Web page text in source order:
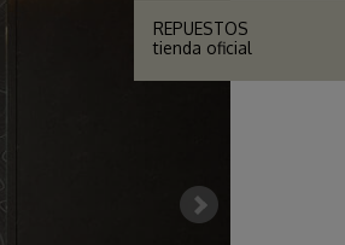
REPUESTOS
tienda oficial
Next